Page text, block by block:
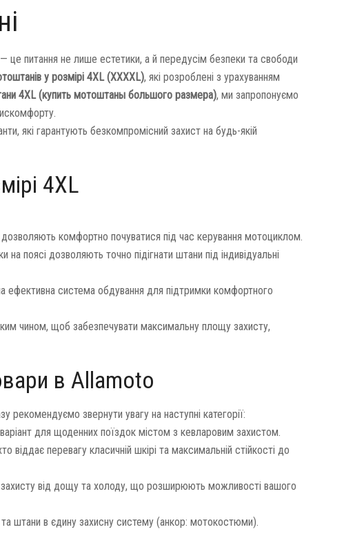
— це питання не лише естетики, а й передусім безпеки та свободи
у розмірі 4XL (XXXXL), які розроблені з урахуванням
4XL (купить мотоштаны большого размера), ми запропонуємо
які гарантують безкомпромісний захист на будь-якій
4XL
дозволяють комфортно почуватися під час керування мотоциклом.
на поясі дозволяють точно підігнати штани під індивідуальні
ефективна система обдування для підтримки комфортного
чином, щоб забезпечувати максимальну площу захисту,
в Allamoto
звернути увагу на наступні категорії:
для щоденних поїздок містом з кевларовим захистом.
віддає перевагу класичній шкірі та максимальній стійкості до
від дощу та холоду, що розширюють можливості вашого
штани в єдину захисну систему (анкор: мотокостюми).